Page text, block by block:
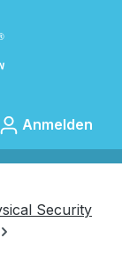
Anmelden
Security